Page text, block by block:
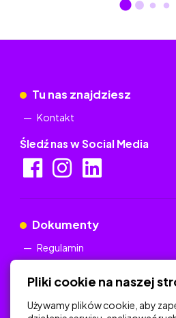
Tu nas znajdziesz
Kontakt
Śledź nas w Social Media
Dokumenty
Regulamin
Pliki cookie na naszej
Używamy plików cookie, aby